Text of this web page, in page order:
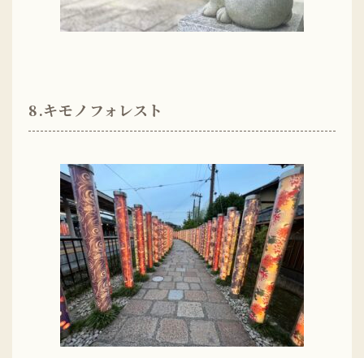
8.キモノフォレスト